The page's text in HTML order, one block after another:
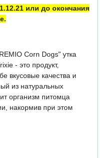
или до окончания
Corn Dogs" утка
- это продукт,
вкусовые качества и
из натуральных
организм питомца
накормив при этом